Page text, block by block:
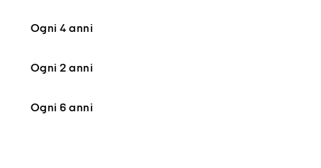
Ogni 4 anni
Ogni 2 anni
Ogni 6 anni